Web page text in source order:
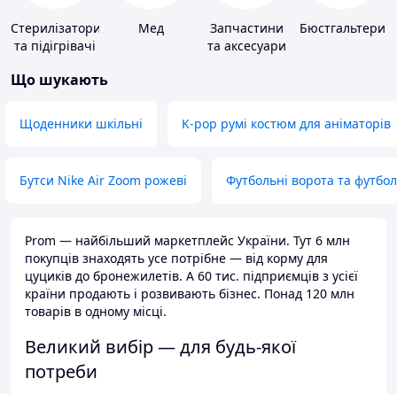
Стерилізатори
та підігрівачі
харчування
Мед
Запчастини
та аксесуари
Бюстгальтери
Що шукають
Щоденники шкільні K-pop румі костюм для аніматорів
Бутси Nike Air Zoom рожеві Футбольні ворота та
Prom — найбільший маркетплейс України. Тут 6 млн
покупців знаходять усе потрібне — від корму для
цуциків до бронежилетів. А 60 тис. підприємців з усієї
країни продають і розвивають бізнес. Понад 120 млн
товарів в одному місці.
Великий вибір — для будь-якої
потреби